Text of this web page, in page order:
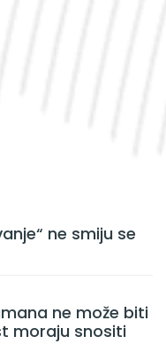
ne smiju se
ne može biti
moraju snositi